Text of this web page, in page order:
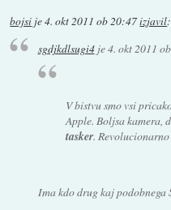
bojsi je4. okt 2011 ob 20:47izjavil:
sgdjkdlsugi4je4. okt 2011
V bistvu smo vsi
Apple. Boljsa kamera,
tasker.
Ima kdo drug kaj